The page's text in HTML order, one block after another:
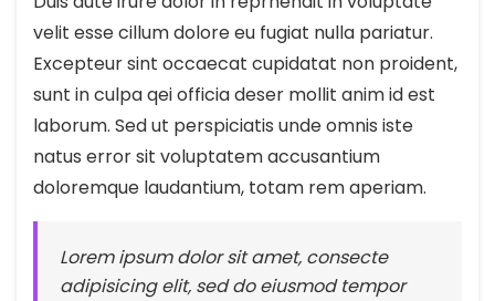
velit esse cillum dolore eu fugiat nulla pariatur.
Excepteur sint occaecat cupidatat non proident,
sunt in culpa qei officia deser mollit anim id est
laborum. Sed ut perspiciatis unde omnis iste
natus error sit voluptatem accusantium
doloremque laudantium, totam rem aperiam.
Lorem ipsum dolor sit amet, consecte
adipisicing elit, sed do eiusmod tempor